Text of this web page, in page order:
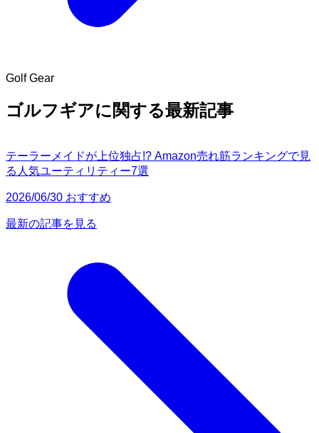
Golf Gear
ゴルフギアに関する最新記事
テーラーメイドが上位独占!? Amazon売れ筋ランキングで見
る人気ユーティリティー7選
2026/06/30 おすすめ
最新の記事を見る